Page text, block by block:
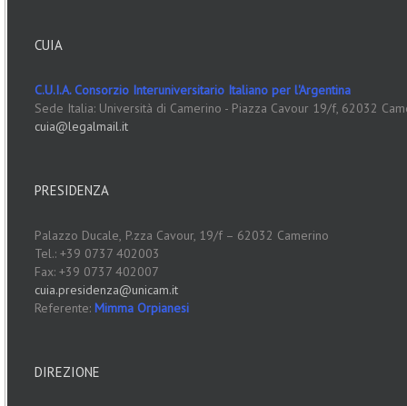
CUIA
C.U.I.A. Consorzio Interuniversitario Italiano per l'Argentina
Sede Italia: Università di Camerino - Piazza Cavour 19/f, 62032
cuia@legalmail.it
PRESIDENZA
Palazzo Ducale, P.zza Cavour, 19/f – 62032 Camerino
Tel.: +39 0737 402003
Fax: +39 0737 402007
cuia.presidenza@unicam.it
Referente: Mimma Orpianesi
DIREZIONE